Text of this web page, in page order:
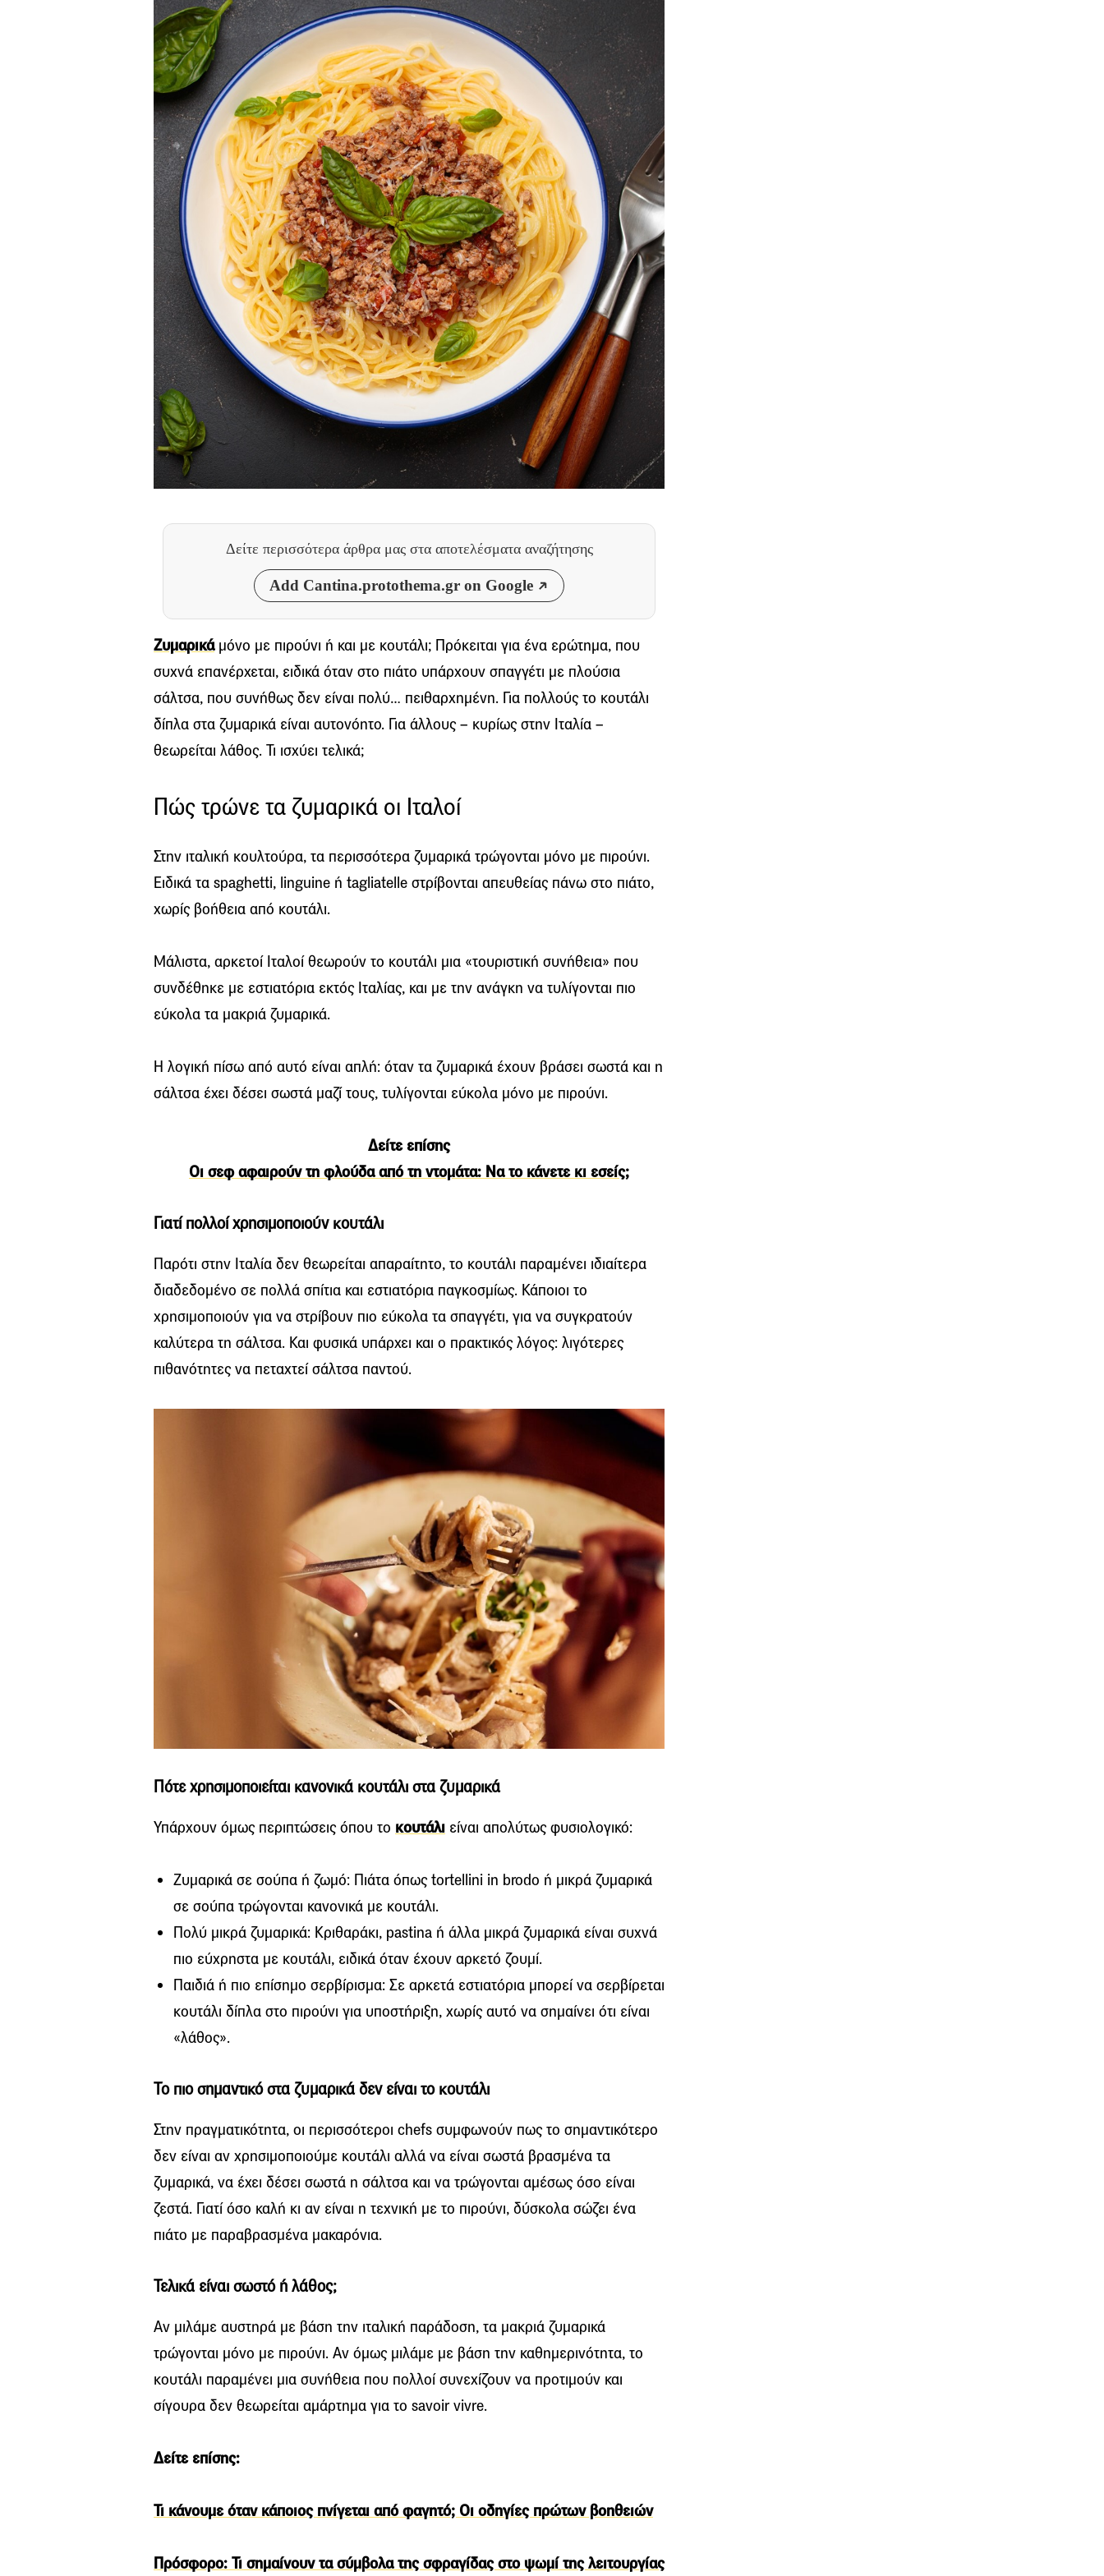
Δείτε περισσότερα άρθρα μας στα αποτελέσματα αναζήτησης
Add Cantina.protothema.gr on Google
Ζυμαρικάμόνο με πιρούνι ή και με κουτάλι; Πρόκειται για ένα ερώτημα, που
συχνά επανέρχεται, ειδικά όταν στο πιάτο υπάρχουν σπαγγέτι με πλούσια
σάλτσα, που συνήθως δεν είναι πολύ… πειθαρχημένη. Για πολλούς το κουτάλι
δίπλα στα ζυμαρικά είναι αυτονόητο. Για άλλους – κυρίως στην Ιταλία –
θεωρείται λάθος. Τι ισχύει τελικά;
Πώς τρώνε τα ζυμαρικά οι Ιταλοί
Στην ιταλική κουλτούρα, τα περισσότερα ζυμαρικά τρώγονται μόνο με πιρούνι.
Ειδικά τα spaghetti, linguine ή tagliatelle στρίβονται απευθείας πάνω στο πιάτο,
χωρίς βοήθεια από κουτάλι.
Μάλιστα, αρκετοί Ιταλοί θεωρούν το κουτάλι μια «τουριστική συνήθεια» που
συνδέθηκε με εστιατόρια εκτός Ιταλίας, και με την ανάγκη να τυλίγονται πιο
εύκολα τα μακριά ζυμαρικά.
Η λογική πίσω από αυτό είναι απλή: όταν τα ζυμαρικά έχουν βράσει σωστά και η
σάλτσα έχει δέσει σωστά μαζί τους, τυλίγονται εύκολα μόνο με πιρούνι.
Δείτε επίσης
Οι σεφ αφαιρούν τη φλούδα από τη ντομάτα: Να το κάνετε κι εσείς;
Γιατί πολλοί χρησιμοποιούν κουτάλι
Παρότι στην Ιταλία δεν θεωρείται απαραίτητο, το κουτάλι παραμένει ιδιαίτερα
διαδεδομένο σε πολλά σπίτια και εστιατόρια παγκοσμίως. Κάποιοι το
χρησιμοποιούν για να στρίβουν πιο εύκολα τα σπαγγέτι, για να συγκρατούν
καλύτερα τη σάλτσα. Και φυσικά υπάρχει και ο πρακτικός λόγος: λιγότερες
πιθανότητες να πεταχτεί σάλτσα παντού.
Πότε χρησιμοποιείται κανονικά κουτάλι στα ζυμαρικά
Υπάρχουν όμως περιπτώσεις όπου το κουτάλι είναι απολύτως φυσιολογικό:
Ζυμαρικά σε σούπα ή ζωμό: Πιάτα όπως tortellini in brodo ή μικρά ζυμαρικά
σε σούπα τρώγονται κανονικά με κουτάλι.
Πολύ μικρά ζυμαρικά: Κριθαράκι, pastina ή άλλα μικρά ζυμαρικά είναι συχνά
πιο εύχρηστα με κουτάλι, ειδικά όταν έχουν αρκετό ζουμί.
Παιδιά ή πιο επίσημο σερβίρισμα: Σε αρκετά εστιατόρια μπορεί να σερβίρεται
κουτάλι δίπλα στο πιρούνι για υποστήριξη, χωρίς αυτό να σημαίνει ότι είναι
«λάθος».
Το πιο σημαντικό στα ζυμαρικά δεν είναι το κουτάλι
Στην πραγματικότητα, οι περισσότεροι chefs συμφωνούν πως το σημαντικότερο
δεν είναι αν χρησιμοποιούμε κουτάλι αλλά να είναι σωστά βρασμένα τα
ζυμαρικά, να έχει δέσει σωστά η σάλτσα και να τρώγονται αμέσως όσο είναι
ζεστά. Γιατί όσο καλή κι αν είναι η τεχνική με το πιρούνι, δύσκολα σώζει ένα
πιάτο με παραβρασμένα μακαρόνια.
Τελικά είναι σωστό ή λάθος;
Αν μιλάμε αυστηρά με βάση την ιταλική παράδοση, τα μακριά ζυμαρικά
τρώγονται μόνο με πιρούνι. Αν όμως μιλάμε με βάση την καθημερινότητα, το
κουτάλι παραμένει μια συνήθεια που πολλοί συνεχίζουν να προτιμούν και
σίγουρα δεν θεωρείται αμάρτημα για το savoir vivre.
Δείτε επίσης:
Τι κάνουμε όταν κάποιος πνίγεται από φαγητό; Οι οδηγίες πρώτων βοηθειών
Πρόσφορο: Τι σημαίνουν τα σύμβολα της σφραγίδας στο ψωμί της λειτουργίας